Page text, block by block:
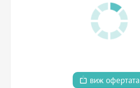
виж офертата